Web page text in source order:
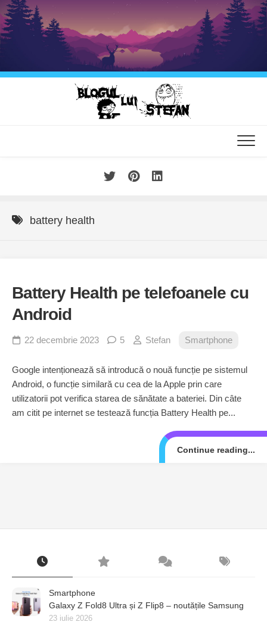
Skip
to
content
battery health
Battery Health pe telefoanele cu
Android
22 decembrie 2023 5 Stefan Smartphone
Google intenționează să introducă o nouă funcție pe sistemul
Android, o funcție similară cu cea de la Apple prin care
utilizatorii pot verifica starea de sănătate a bateriei. Din câte
am citit pe internet se testează funcția Battery Health pe...
Continue reading...
Smartphone
Galaxy Z Fold8 Ultra și Z Flip8 – noutățile Samsung
23 iulie 2026